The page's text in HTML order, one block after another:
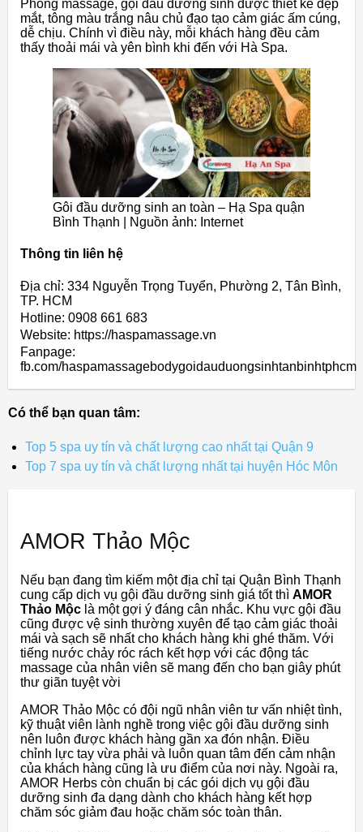
Phòng massage, gội đầu dưỡng sinh được thiết kế đẹp
mắt, tông màu trắng nâu chủ đạo tạo cảm giác ấm cúng,
dễ chịu. Chính vì điều này, mỗi khách hàng đều cảm
thấy thoải mái và yên bình khi đến với Hà Spa.
Gôi đầu dưỡng sinh an toàn – Hạ Spa quận
Bình Thạnh | Nguồn ảnh: Internet
Thông tin liên hệ
Địa chỉ: 334 Nguyễn Trọng Tuyển, Phường 2, Tân Bình,
TP. HCM
Hotline: 0908 661 683
Website: https://haspamassage.vn
Fanpage:
fb.com/haspamassagebodygoidauduongsinhtanbinhtphcm
Có thể bạn quan tâm:
Top 5 spa uy tín và chất lượng cao nhất tại Quận 9
Top 7 spa uy tín và chất lượng nhất tại huyện Hóc Môn
AMOR Thảo Mộc
Nếu bạn đang tìm kiếm một địa chỉ tại Quận Bình Thạnh
cung cấp dịch vụ gội đầu dưỡng sinh giá tốt thì AMOR
Thảo Mộc là một gợi ý đáng cân nhắc. Khu vực gội đầu
cũng được vệ sinh thường xuyên để tạo cảm giác thoải
mái và sạch sẽ nhất cho khách hàng khi ghé thăm. Với
tiếng nước chảy róc rách kết hợp với các động tác
massage của nhân viên sẽ mang đến cho bạn giây phút
thư giãn tuyệt vời
AMOR Thảo Mộc có đội ngũ nhân viên tư vấn nhiệt tình,
kỹ thuật viên lành nghề trong việc gội đầu dưỡng sinh
nên luôn được khách hàng gần xa đón nhận. Điều
chỉnh lực tay vừa phải và luôn quan tâm đến cảm nhận
của khách hàng cũng là ưu điểm của nơi này. Ngoài ra,
AMOR Herbs còn chuẩn bị các gói dịch vụ gội đầu
dưỡng sinh đa dạng dành cho khách hàng kết hợp
chăm sóc giảm đau hoặc chăm sóc toàn thân.